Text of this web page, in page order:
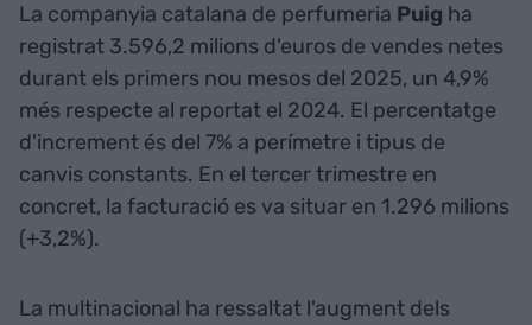
La companyia catalana de perfumeria Puig ha
registrat 3.596,2 milions d'euros de vendes netes
durant els primers nou mesos del 2025, un 4,9%
més respecte al reportat el 2024. El percentatge
d'increment és del 7% a perímetre i tipus de
canvis constants. En el tercer trimestre en
concret, la facturació es va situar en 1.296 milions
(+3,2%).
La multinacional ha ressaltat l'augment dels